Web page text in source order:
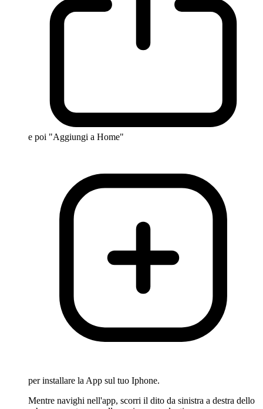
e poi "Aggiungi a Home"
per installare la App sul tuo Iphone.
Mentre navighi nell'app, scorri il dito da sinistra a destra dello